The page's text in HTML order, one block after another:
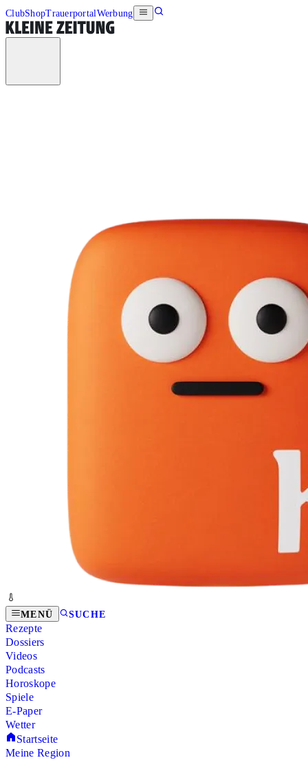
ClubShopTrauerportalWerbung
MENÜ SUCHE
Rezepte
Dossiers
Videos
Podcasts
Horoskope
Spiele
E-Paper
Wetter
Startseite
Meine Region